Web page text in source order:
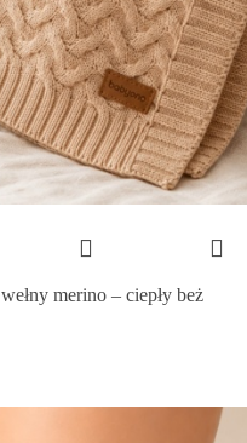
merino – ciepły beż